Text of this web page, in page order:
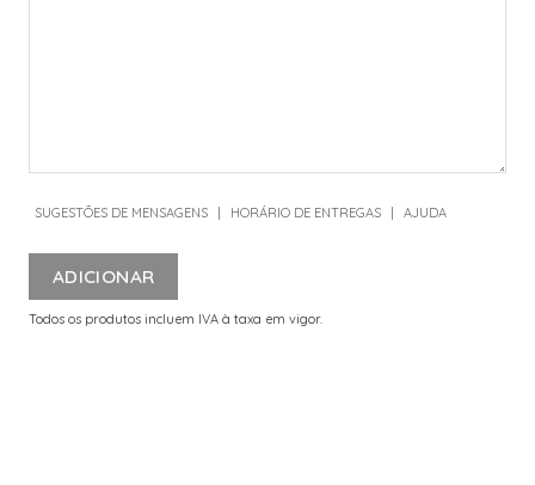
SUGESTÕES DE MENSAGENS | HORÁRIO DE ENTREGAS | AJUDA
ADICIONAR
Todos os produtos incluem IVA à taxa em vigor.